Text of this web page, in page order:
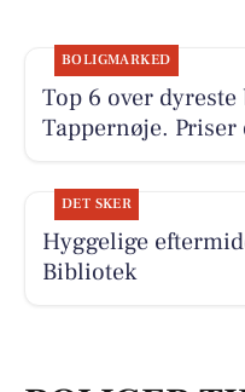
BOLIGMARKED
Top 6 over
Tappernøje.
DET SKER
Hyggelige
Bibliotek